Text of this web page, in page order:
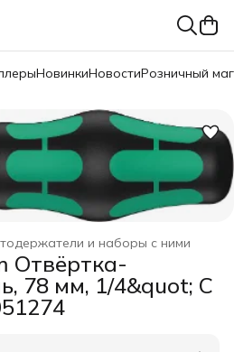
НовинкиНовостиРозничный
и наборы с ними
Отвёртка-
78 мм, 1/4&quot; С